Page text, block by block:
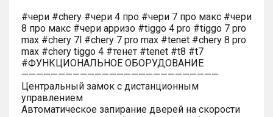
#чери #chery #чери 4 про #чери 7 про макс #чери
8 про макс #чери арризо #tiggo 4 pro #tiggo 7 pro
max #chery 7l #chery 7 pro max #tenet #chery 8 pro
max #chery tiggo 4 #тенет #tenet #t8 #t7
#ФУНКЦИОНАЛЬНОЕ ОБОРУДОВАНИЕ
———————————————————————————
Центральный замок с дистанционным
управлением
Автоматическое запирание дверей на скорости